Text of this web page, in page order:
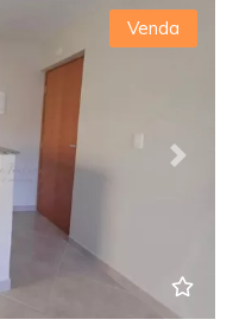
Next
Venda